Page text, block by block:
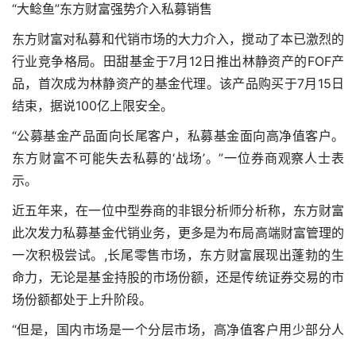
“大鲶鱼”东方财富强势介入私募销售
东方财富对私募和代销市场的大力介入，搅动了本已激烈的
行业竞争格局。田甜基金于7月12日推出林静资产的FOF产
品，首次成为林静资产的基金代理。该产品购买于7月15日
结束，据说100亿上限安全。
“公募基金产品面向长尾客户，私募基金面向高净值客户。
东方财富不可能失去私募的‘战场’。”一位券商观察人士表
示。
近五年来，在一位中型券商的非银分析师分析称，东方财富
此次发力私募基金代销业务，更多是为布局高端财富管理的
一次积极尝试。,长尾零售市场，东方财富展现出蓬勃的生
命力，无论是基金持股的市场份额，还是传统证券交易的市
场份额都处于上升阶段。
“但是，国内市场是一个分层市场，高净值客户用少部分人